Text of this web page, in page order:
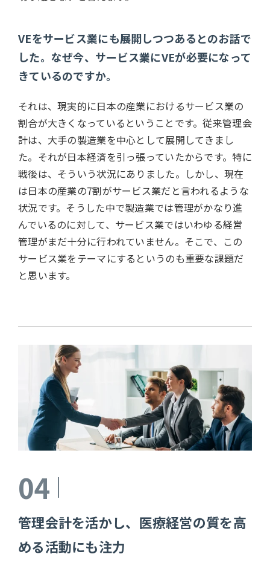
VEをサービス業にも展開しつつあるとのお話で
した。なぜ今、サービス業にVEが必要になって
きているのですか。
それは、現実的に日本の産業におけるサービス業の
割合が大きくなっているということです。従来管理会
計は、大手の製造業を中心として展開してきまし
た。それが日本経済を引っ張っていたからです。特に
戦後は、そういう状況にありました。しかし、現在
は日本の産業の7割がサービス業だと言われるような
状況です。そうした中で製造業では管理がかなり進
んでいるのに対して、サービス業ではいわゆる経営
管理がまだ十分に行われていません。そこで、この
サービス業をテーマにするというのも重要な課題だ
と思います。
04
管理会計を活かし、医療経営の質を高
める活動にも注力